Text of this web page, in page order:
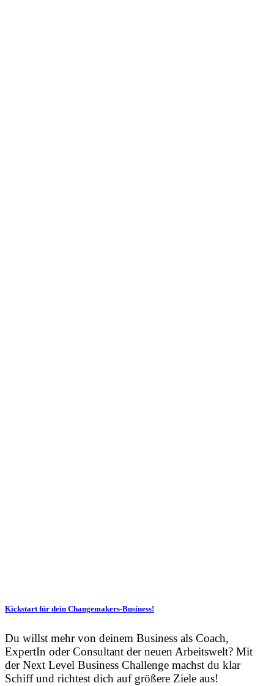
Kickstart für dein Changemakers-Business!
Du willst mehr von deinem Business als Coach,
ExpertIn oder Consultant der neuen Arbeitswelt? Mit
der Next Level Business Challenge machst du klar
Schiff und richtest dich auf größere Ziele aus!